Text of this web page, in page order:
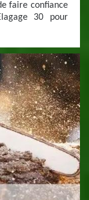
faire confiance
30 pour